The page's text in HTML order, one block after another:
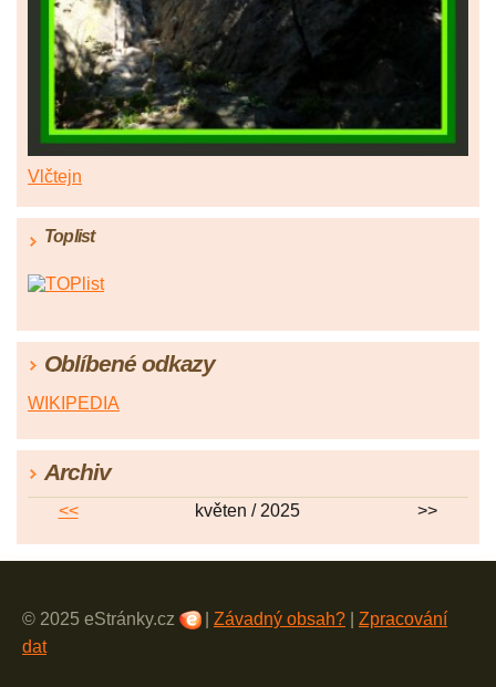
Vlčtejn
Toplist
Oblíbené odkazy
WIKIPEDIA
Archiv
<< květen / 2025 >>
© 2025 eStránky.cz Závadný obsah?
Zpracování
dat